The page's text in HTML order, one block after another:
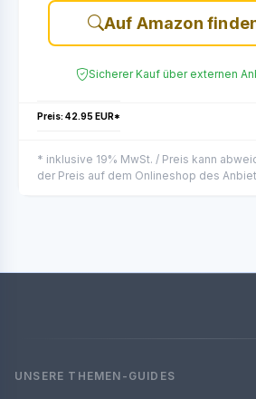
Auf Amazon
Sicherer Kauf über externen
Preis: 42.95 EUR*
* inklusive 19% MwSt. / Preis kann
der Preis auf dem Onlineshop des
UNSERE THEMEN-GUIDES